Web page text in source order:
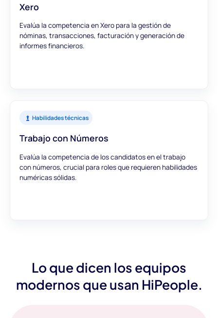
Xero
Evalúa la competencia en Xero para la gestión de
nóminas, transacciones, facturación y generación de
informes financieros.
Habilidades técnicas
Trabajo con Números
Evalúa la competencia de los candidatos en el trabajo
con números, crucial para roles que requieren habilidades
numéricas sólidas.
Lo que dicen los equipos
modernos que usan HiPeople.